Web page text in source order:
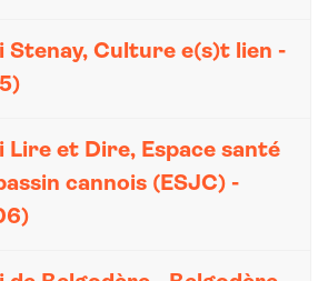
Stenay, Culture e(s)t lien -
Lire et Dire, Espace santé
cannois (ESJC) -